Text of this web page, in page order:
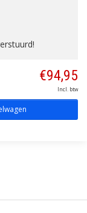
€94,95
Incl. btw